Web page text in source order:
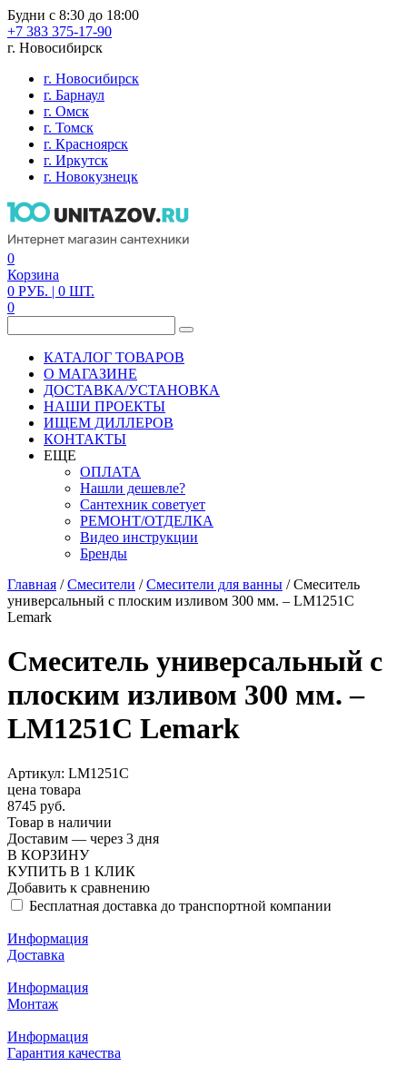
Будни с 8:30 до 18:00
+7 383 375-17-90
г. Новосибирск
г. Новосибирск
г. Барнаул
г. Омск
г. Томск
г. Красноярск
г. Иркутск
г. Новокузнецк
0
Корзина
0 РУБ. | 0 ШТ.
0
КАТАЛОГ ТОВАРОВ
О МАГАЗИНЕ
ДОСТАВКА/УСТАНОВКА
НАШИ ПРОЕКТЫ
ИЩЕМ ДИЛЛЕРОВ
КОНТАКТЫ
ЕЩЕ
ОПЛАТА
Нашли дешевле?
Сантехник советует
РЕМОНТ/ОТДЕЛКА
Видео инструкции
Бренды
Главная /Смесители /Смесители для ванны /Смеситель
универсальный с плоским изливом 300 мм. – LM1251C
Lemark
Смеситель универсальный с
плоским изливом 300 мм. –
LM1251C Lemark
Артикул: LM1251C
цена товара
8745 руб.
Товар в наличии
Доставим — через 3 дня
В КОРЗИНУ
КУПИТЬ В 1 КЛИК
Добавить к сравнению
Бесплатная доставка до транспортной компании
Информация
Доставка
Информация
Монтаж
Информация
Гарантия качества